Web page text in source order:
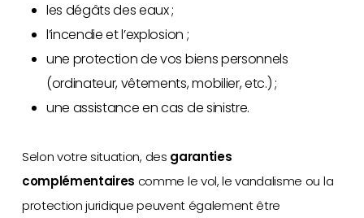
les dégâts des eaux ;
l’incendie et l’explosion ;
une protection de vos biens personnels
(ordinateur, vêtements, mobilier, etc.) ;
une assistance en cas de sinistre.
Selon votre situation, des garanties
complémentaires comme le vol, le vandalisme ou la
protection juridique peuvent également être